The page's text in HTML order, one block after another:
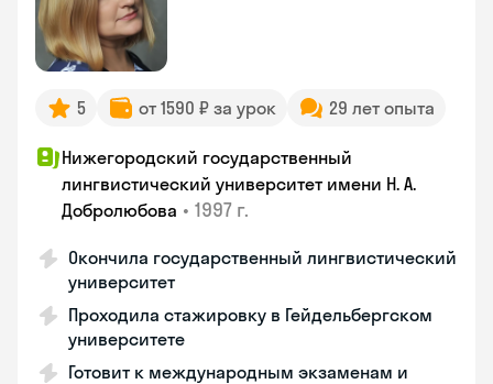
5 от 1590 ₽ за урок 29 лет опыта
Нижегородский государственный
лингвистический университет имени Н. А.
Добролюбова • 1997 г.
Окончила государственный лингвистический
университет
Проходила стажировку в Гейдельбергском
университете
Готовит к международным экзаменам и